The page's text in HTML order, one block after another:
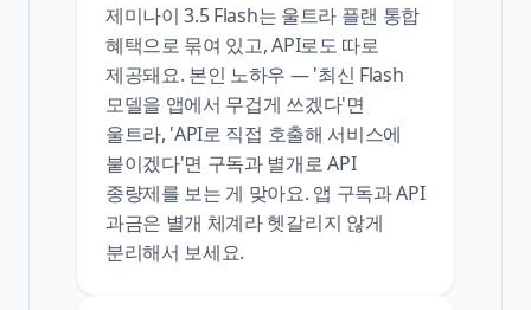
제미나이 3.5 Flash는 울트라 플랜 통합
혜택으로 묶여 있고, API로도 따로
제공돼요. 본인 노하우 — '최신 Flash
모델을 앱에서 무겁게 쓰겠다'면
울트라, 'API로 직접 호출해 서비스에
붙이겠다'면 구독과 별개로 API
종량제를 보는 게 맞아요. 앱 구독과 API
과금은 별개 체계라 헷갈리지 않게
분리해서 보세요.